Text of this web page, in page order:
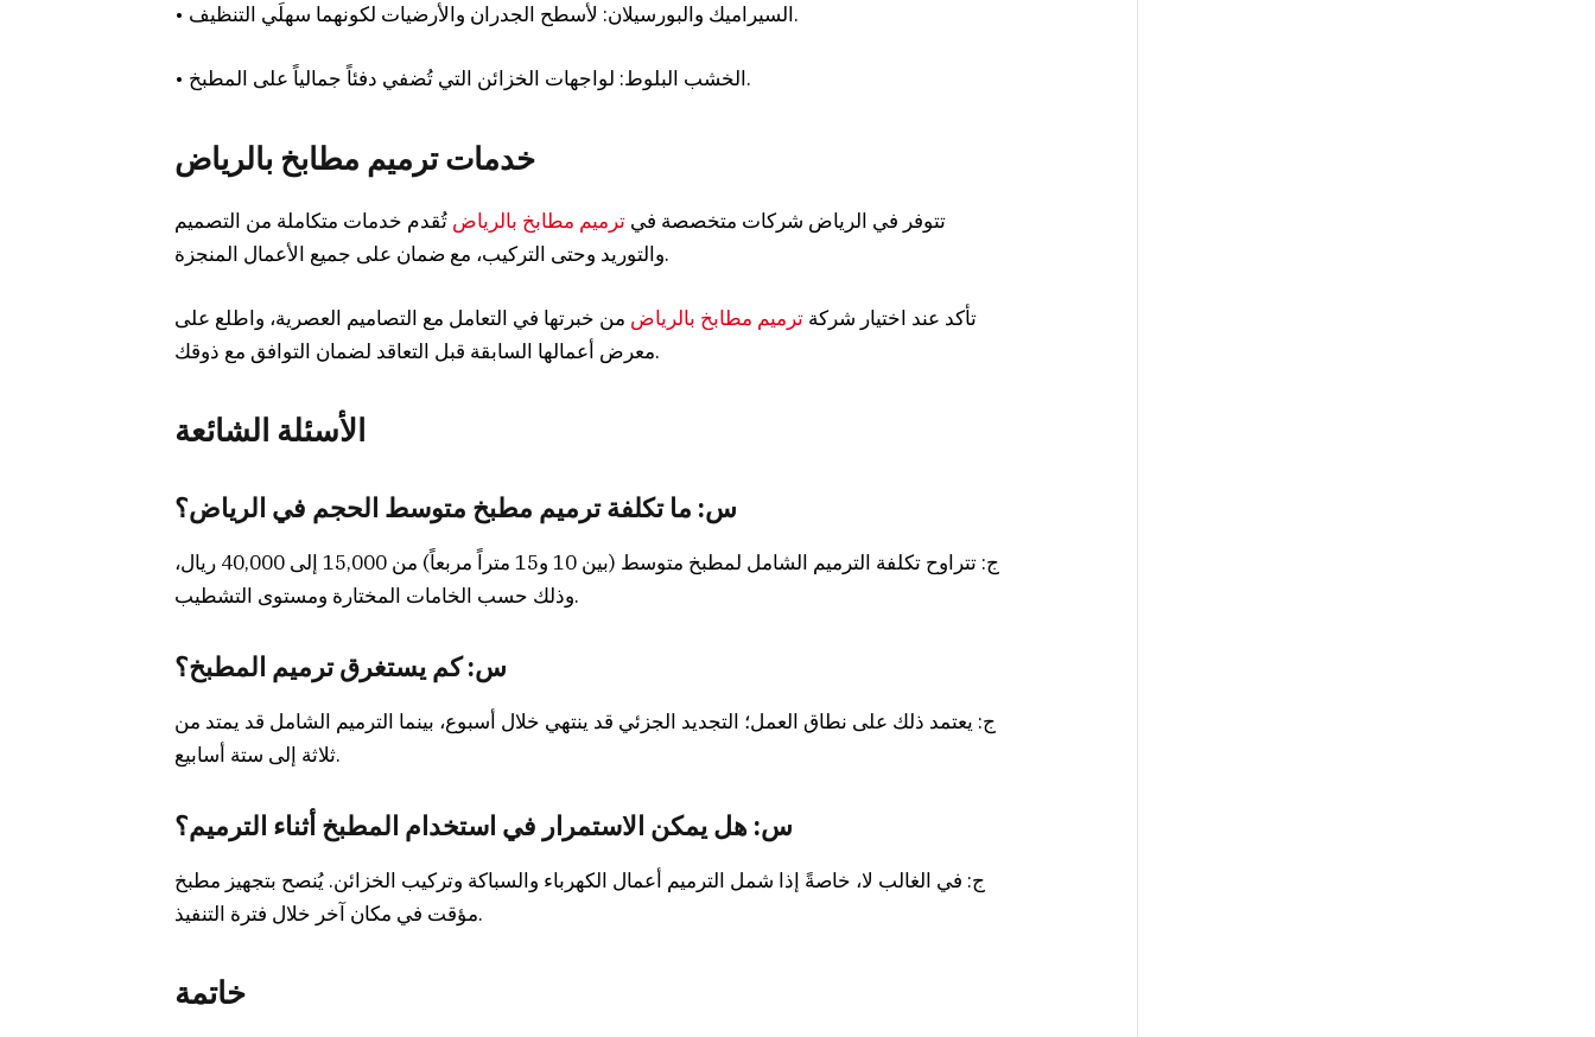
• السيراميك والبورسيلان: لأسطح الجدران والأرضيات لكونهما سهلَي التنظيف.
• الخشب البلوط: لواجهات الخزائن التي تُضفي دفئاً جمالياً على المطبخ.
خدمات ترميم مطابخ بالرياض
تتوفر في الرياض شركات متخصصة في ترميم مطابخ بالرياض تُقدم خدمات متكاملة من التصميم
والتوريد وحتى التركيب، مع ضمان على جميع الأعمال المنجزة.
تأكد عند اختيار شركة ترميم مطابخ بالرياض من خبرتها في التعامل مع التصاميم العصرية، واطلع على
معرض أعمالها السابقة قبل التعاقد لضمان التوافق مع ذوقك.
الأسئلة الشائعة
س: ما تكلفة ترميم مطبخ متوسط الحجم في الرياض؟
ج: تتراوح تكلفة الترميم الشامل لمطبخ متوسط (بين 10 و15 متراً مربعاً) من 15,000 إلى 40,000 ريال،
وذلك حسب الخامات المختارة ومستوى التشطيب.
س: كم يستغرق ترميم المطبخ؟
ج: يعتمد ذلك على نطاق العمل؛ التجديد الجزئي قد ينتهي خلال أسبوع، بينما الترميم الشامل قد يمتد من
ثلاثة إلى ستة أسابيع.
س: هل يمكن الاستمرار في استخدام المطبخ أثناء الترميم؟
ج: في الغالب لا، خاصةً إذا شمل الترميم أعمال الكهرباء والسباكة وتركيب الخزائن. يُنصح بتجهيز مطبخ
مؤقت في مكان آخر خلال فترة التنفيذ.
خاتمة